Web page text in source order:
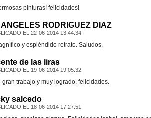
pinturas! felicidades!
ANGELES RODRIGUEZ DIAZ
EL 22-06-2014 13:44:34
y espléndido retrato. Saludos,
de las liras
EL 19-06-2014 19:05:32
gran trabajo y muy logrado, felicidades.
salcedo
EL 18-06-2014 17:27:51